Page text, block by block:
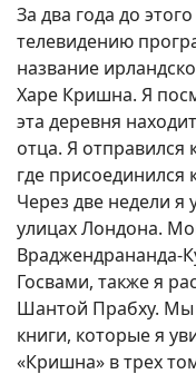
За два года до
телевидению
название
Харе Кришна. Я
эта деревня
отца. Я отправился
где
Через две недели я
улицах Лондона.
Враджендрананда-
Госвами, также я
Шантой Прабху. Мы
книги, которые я
«Кришна» в трех